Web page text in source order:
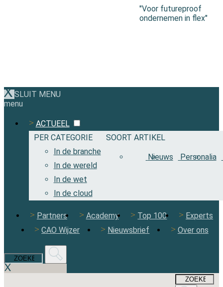
"Voor futureproof
ondernemen in flex"
SLUIT MENU
menu
ACTUEEL
PER CATEGORIE
In de branche
In de wereld
In de wet
In de cloud
SOORT ARTIKEL
Nieuws Personalia
Partners Academy Top 100
Experts
CAO Wijzer
Nieuwsbrief Over ons